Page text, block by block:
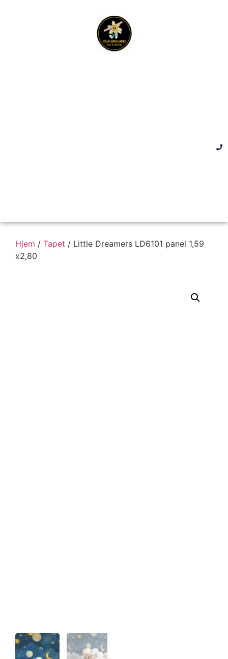
Hjem / Tapet / Little Dreamers LD6101 panel 1,59
x2,80